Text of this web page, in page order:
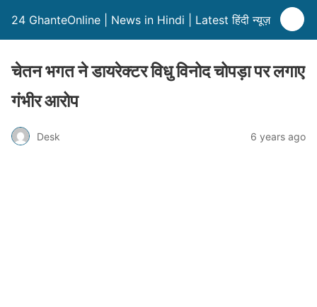
24 GhanteOnline | News in Hindi | Latest हिंदी न्यूज़
चेतन भगत ने डायरेक्टर विधु विनोद चोपड़ा पर लगाए
गंभीर आरोप
Desk 6 years ago